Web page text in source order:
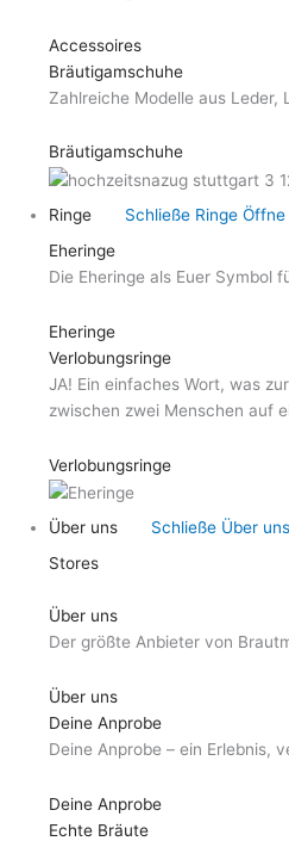
Accessoires
Bräutigamschuhe
Zahlreiche Modelle aus Leder,
Bräutigamschuhe
Ringe Schließe Ringe Öffne
Eheringe
Die Eheringe als Euer Symbol
Eheringe
Verlobungsringe
JA! Ein einfaches Wort, was
zwischen zwei Menschen auf
Verlobungsringe
Über uns Schließe Über
Stores
Über uns
Der größte Anbieter von
Über uns
Deine Anprobe
Deine Anprobe – ein Erlebnis,
Deine Anprobe
Echte Bräute